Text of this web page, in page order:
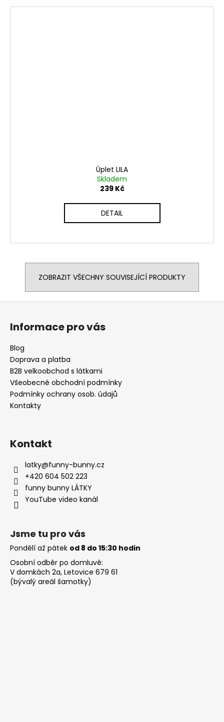
Úplet LILA
Skladem
239 Kč
DETAIL
ZOBRAZIT VŠECHNY SOUVISEJÍCÍ PRODUKTY
Z
Informace pro vás
Blog
Doprava a platba
B2B velkoobchod s látkami
Všeobecné obchodní podmínky
Podmínky ochrany osob. údajů
Kontakty
Kontakt
latky@funny-bunny.cz
+420 604 502 223
funny bunny LÁTKY
YouTube video kanál
Jsme tu pro vás
Pondělí až pátek od 8 do 15:30 hodin
Osobní odběr po domluvě:
V domkách 2a, Letovice 679 61
(bývalý areál šamotky)